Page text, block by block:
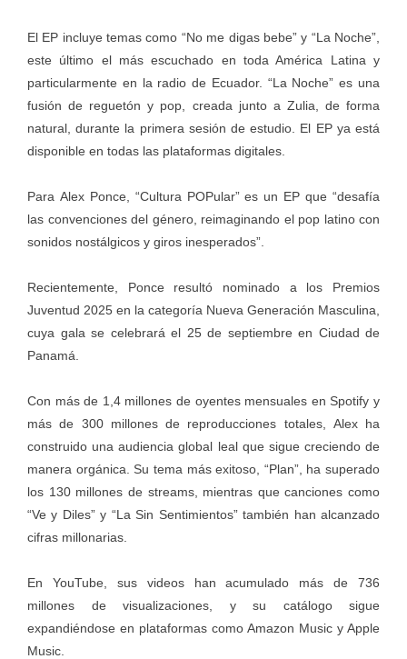
El EP incluye temas como “No me digas bebe” y “La Noche”,
este último el más escuchado en toda América Latina y
particularmente en la radio de Ecuador. “La Noche” es una
fusión de reguetón y pop, creada junto a Zulia, de forma
natural, durante la primera sesión de estudio. El EP ya está
disponible en todas las plataformas digitales.
Para Alex Ponce, “Cultura POPular” es un EP que “desafía
las convenciones del género, reimaginando el pop latino con
sonidos nostálgicos y giros inesperados”.
Recientemente, Ponce resultó nominado a los Premios
Juventud 2025 en la categoría Nueva Generación Masculina,
cuya gala se celebrará el 25 de septiembre en Ciudad de
Panamá.
Con más de 1,4 millones de oyentes mensuales en Spotify y
más de 300 millones de reproducciones totales, Alex ha
construido una audiencia global leal que sigue creciendo de
manera orgánica. Su tema más exitoso, “Plan”, ha superado
los 130 millones de streams, mientras que canciones como
“Ve y Diles” y “La Sin Sentimientos” también han alcanzado
cifras millonarias.
En YouTube, sus videos han acumulado más de 736
millones de visualizaciones, y su catálogo sigue
expandiéndose en plataformas como Amazon Music y Apple
Music.